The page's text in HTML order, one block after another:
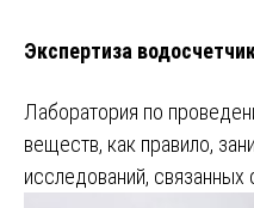
Экспертиза
Лаборатория по
веществ, как правило,
исследований, связанных